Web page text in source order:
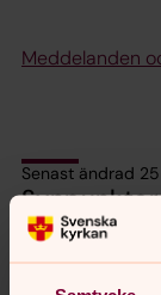
Meddelanden
Senast ändrad
innehåll?